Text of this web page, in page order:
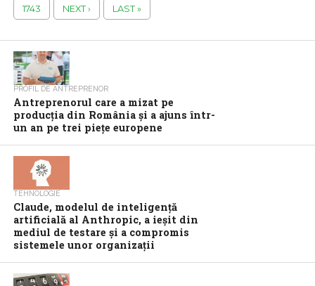
1743 NEXT › LAST »
PROFIL DE ANTREPRENOR
Antreprenorul care a mizat pe
producția din România și a ajuns într-
un an pe trei piețe europene
TEHNOLOGIE
Claude, modelul de inteligenţă
artificială al Anthropic, a ieşit din
mediul de testare şi a compromis
sistemele unor organizaţii